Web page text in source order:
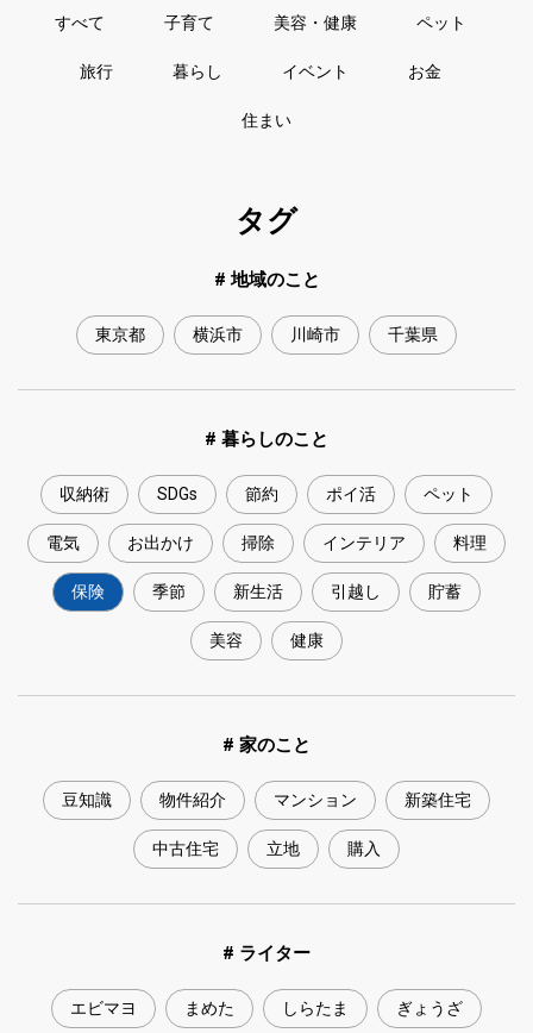
すべて 子育て 美容・健康 ペット
旅行 暮らし イベント お金
住まい
タグ
# 地域のこと
東京都 横浜市 川崎市 千葉県
# 暮らしのこと
収納術 SDGs 節約 ポイ活 ペット
電気 お出かけ 掃除 インテリア 料理
保険 季節 新生活 引越し 貯蓄
美容 健康
# 家のこと
豆知識 物件紹介 マンション 新築住宅
中古住宅 立地 購入
# ライター
エビマヨ まめた しらたま ぎょうざ